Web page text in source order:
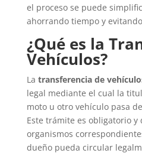
el proceso se puede
ahorrando tiempo y
¿Qué es la
Vehículos?
La transferencia de
legal mediante el cual la
moto u otro vehículo pasa
Este trámite es obligatorio y
organismos
dueño pueda circular